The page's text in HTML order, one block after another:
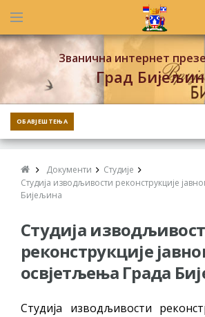
Званична интернет
Град
ОБАВЈЕШТЕЊА
Документи
Студије
Студија изводљивости реконструкције
Бијељина
Студија
реконструкције
освјетљења Града
Студија изводљивости